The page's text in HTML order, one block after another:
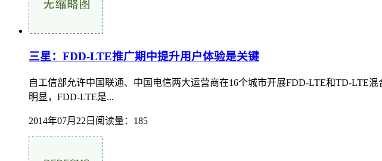
三星：FDD-LTE推广期中提升用户体验是关键
自工信部允许中国联通、中国电信两大运营商在16个城市开展FDD-LTE和TD-LTE
明显，FDD-LTE是...
2014年07月22日 阅读量：185